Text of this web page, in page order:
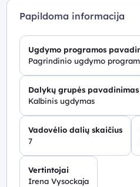
Papildoma informacija
Ugdymo programos
Pagrindinio ugdymo
Dalykų grupės pavadinimas
Kalbinis ugdymas
Vadovėlio dalių skaičius
7
Vertintojai
Irena Vysockaja